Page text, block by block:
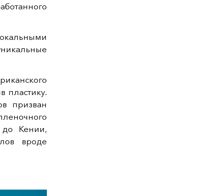
пластику.
призван
до Кении,
вроде